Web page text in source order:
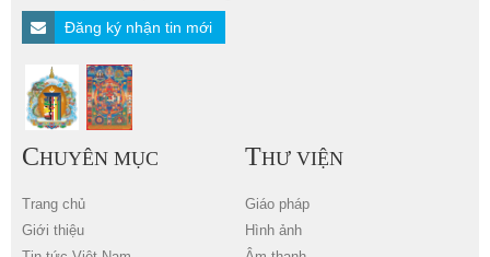
Đăng ký nhận tin mới
CHUYÊN MỤC
Trang chủ
Giới thiệu
THƯ VIỆN
Giáo pháp
Hình ảnh